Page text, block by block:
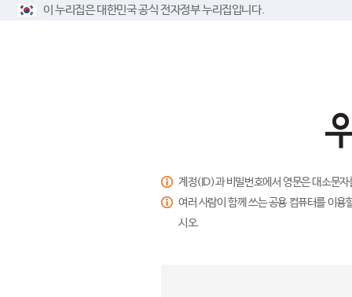
이 누리집은 대한민국 공식 전자정부 누리집입니다.
계정(ID)과 비밀번호에서 영문은 대소문
여러 사람이 함께 쓰는 공용 컴퓨터를 이
시오.